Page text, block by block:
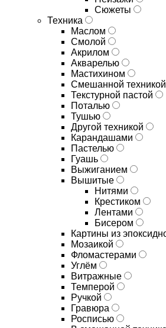
Сюжеты
Техника
Маслом
Смолой
Акрилом
Акварелью
Мастихином
Смешанной техникой
Текстурной пастой
Поталью
Тушью
Другой техникой
Карандашами
Пастелью
Гуашь
Выжиганием
Вышитые
Нитями
Крестиком
Лентами
Бисером
Картины из
Мозаикой
Фломастерами
Углём
Витражные
Темперой
Ручкой
Гравюра
Росписью